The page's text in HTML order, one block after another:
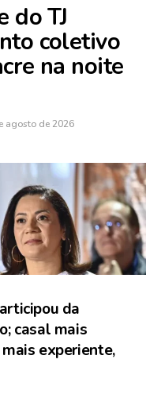
do TJ
coletivo
na noite
agosto de 2026
da
casal mais
experiente,